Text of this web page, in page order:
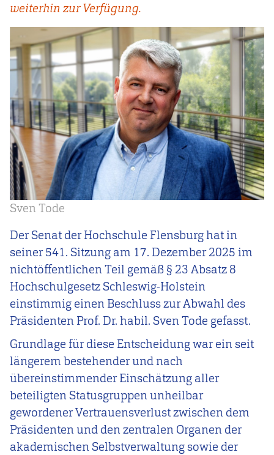
weiterhin zur Verfügung.
Sven Tode
Der Senat der Hochschule Flensburg hat in
seiner 541. Sitzung am 17. Dezember 2025 im
nichtöffentlichen Teil gemäß § 23 Absatz 8
Hochschulgesetz Schleswig-Holstein
einstimmig einen Beschluss zur Abwahl des
Präsidenten Prof. Dr. habil. Sven Tode gefasst.
Grundlage für diese Entscheidung war ein seit
längerem bestehender und nach
übereinstimmender Einschätzung aller
beteiligten Statusgruppen unheilbar
gewordener Vertrauensverlust zwischen dem
Präsidenten und den zentralen Organen der
akademischen Selbstverwaltung sowie der